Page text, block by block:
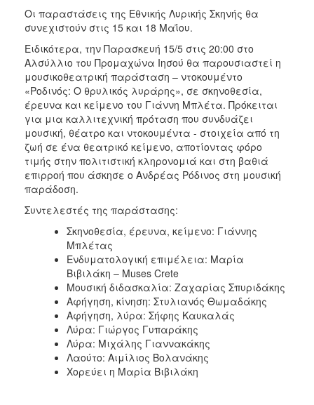
Οι παραστάσεις της Εθνικής Λυρικής Σκηνής θα
συνεχιστούν στις 15 και 18 Μαΐου.
Ειδικότερα, την Παρασκευή 15/5 στις 20:00 στο
Αλσύλλιο του Προμαχώνα Ιησού θα παρουσιαστεί η
μουσικοθεατρική παράσταση – ντοκουμέντο
«Ροδινός: O θρυλικός λυράρης», σε σκηνοθεσία,
έρευνα και κείμενο του Γιάννη Μπλέτα. Πρόκειται
για μια καλλιτεχνική πρόταση που συνδυάζει
μουσική, θέατρο και ντοκουμέντα - στοιχεία από τη
ζωή σε ένα θεατρικό κείμενο, αποτίοντας φόρο
τιμής στην πολιτιστική κληρονομιά και στη βαθιά
επιρροή που άσκησε ο Ανδρέας Ρόδινος στη μουσική
παράδοση.
Συντελεστές της παράστασης:
Σκηνοθεσία, έρευνα, κείμενο: Γιάννης
Μπλέτας
Ενδυματολογική επιμέλεια: Μαρία
Βιβιλάκη – Muses Crete
Μουσική διδασκαλία: Ζαχαρίας Σπυριδάκης
Αφήγηση, κίνηση: Στυλιανός Θωμαδάκης
Αφήγηση, λύρα: Σήφης Καυκαλάς
Λύρα: Γιώργος Γυπαράκης
Λύρα: Μιχάλης Γιαννακάκης
Λαούτο: Αιμίλιος Βολανάκης
Χορεύει η Μαρία Βιβιλάκη